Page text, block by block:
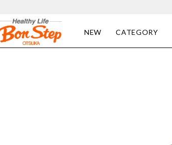
NEW CATEGORY